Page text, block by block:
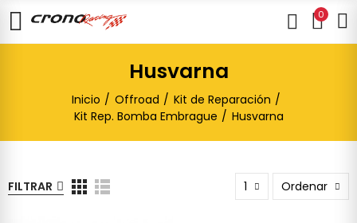
0
Husvarna
Inicio Offroad
Kit de Reparación
Kit Rep. Bomba Embrague
Husvarna
FILTRAR 1 Ordenar